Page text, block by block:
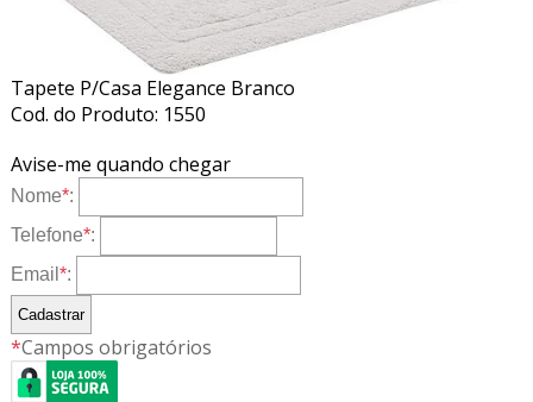
Tapete P/Casa Elegance Branco
Cod. do Produto: 1550
Avise-me quando chegar
Nome*:
Telefone*:
Email *:
*Campos obrigatórios